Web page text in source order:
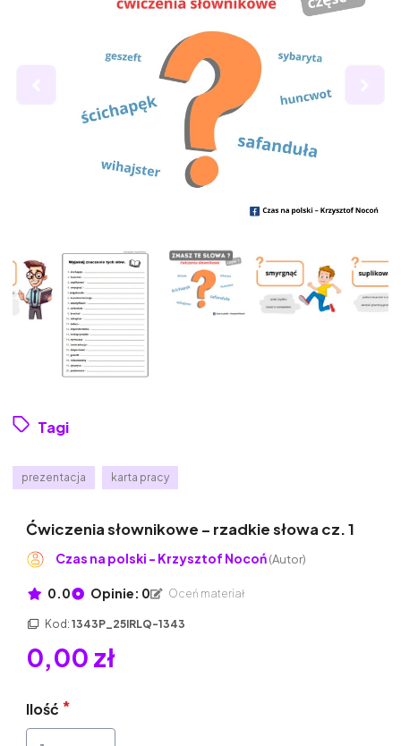
Tagi
prezentacja karta pracy
Ćwiczenia słownikowe – rzadkie słowa cz. 1
Czas na polski - Krzysztof Nocoń(Autor)
0.0 Opinie: 0 Oceń materiał
Kod: 1343P_25IRLQ-1343
0,00 zł
Ilość